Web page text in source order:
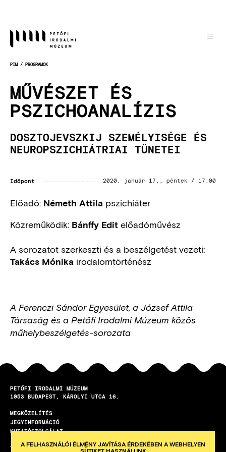
PIM PROGRAMOK
MŰVÉSZET ÉS
PSZICHOANALÍZIS
DOSZTOJEVSZKIJ SZEMÉLYISÉGE ÉS
NEUROPSZICHIÁTRIAI TÜNETEI
Időpont 2020. január 17., péntek / 17:00
Előadó: Németh Attila pszichiáter
Közreműködik: Bánffy Edit előadóművész
A sorozatot szerkeszti és a beszélgetést vezeti:
Takács Mónika irodalomtörténész
A Ferenczi Sándor Egyesület, a József Attila
Társaság és a Petőfi Irodalmi Múzeum közös
műhelybeszélgetés-sorozata
PETŐFI IRODALMI MÚZEUM
1053
BUDAPEST KÁROLYI UTCA 16.
LÁBLÉC
MEGKÖZELÍTÉS
JEGYINFORMÁCIÓ
KUTATÓSZOLGÁLAT
TEREMBÉRLET
A FELHASZNÁLÓI ÉLMÉNY JAVÍTÁSA ÉRDEKÉBEN A WEBHELYEN